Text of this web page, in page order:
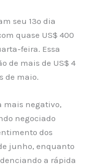
seu 13º dia
quase US$ 400
feira. Essa
de mais de US$ 4
de maio.
mais negativo,
negociado
dos
junho, enquanto
a rápida